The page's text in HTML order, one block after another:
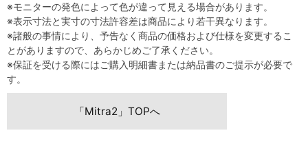
※モニターの発色によって色が違って見える場合があります。
※表示寸法と実寸の寸法許容差は商品により若干異なります。
※諸般の事情により、予告なく商品の価格および仕様を変更するこ
とがありますので、あらかじめご了承ください。
※保証を受ける際にはご購入明細書または納品書のご提示が必要で
す。
「Mitra2」TOPへ